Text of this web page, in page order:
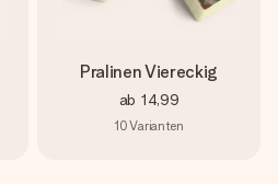
Pralinen Viereckig
ab 14,99
10Varianten